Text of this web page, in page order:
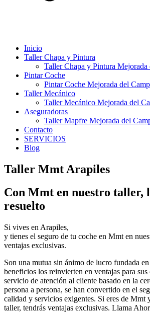
Inicio
Taller Chapa y Pintura
Taller Chapa y Pintura Mejorada
Pintar Coche
Pintar Coche Mejorada del
Taller Mecánico
Taller Mecánico Mejorada del
Aseguradoras
Taller Mapfre Mejorada del
Contacto
SERVICIOS
Blog
Taller Mmt Arapiles
Con Mmt en nuestro taller,
resuelto
Si vives en Arapiles,
y tienes el seguro de tu coche en Mmt en
ventajas exclusivas.
Son una mutua sin ánimo de lucro fundada
beneficios los reinvierten en ventajas para
servicio de atención al cliente basado en la
persona a persona, se han convertido en el
calidad y servicios exigentes. Si eres de Mmt
taller, tendrás ventajas exclusivas. Llama